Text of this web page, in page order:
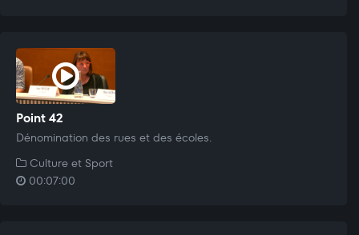
Point 42
Dénomination des rues et des écoles.
Culture et Sport
00:07:00